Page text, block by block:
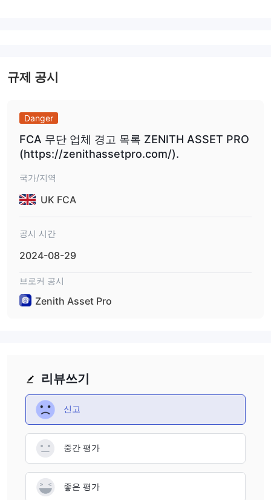
규제 공시
Danger
FCA 무단 업체 경고 목록 ZENITH ASSET PRO
(https://zenithassetpro.com/).
국가/지역
UK FCA
공시 시간
2024-08-29
브로커 공시
Zenith Asset Pro
리뷰쓰기
신고
중간 평가
좋은 평가